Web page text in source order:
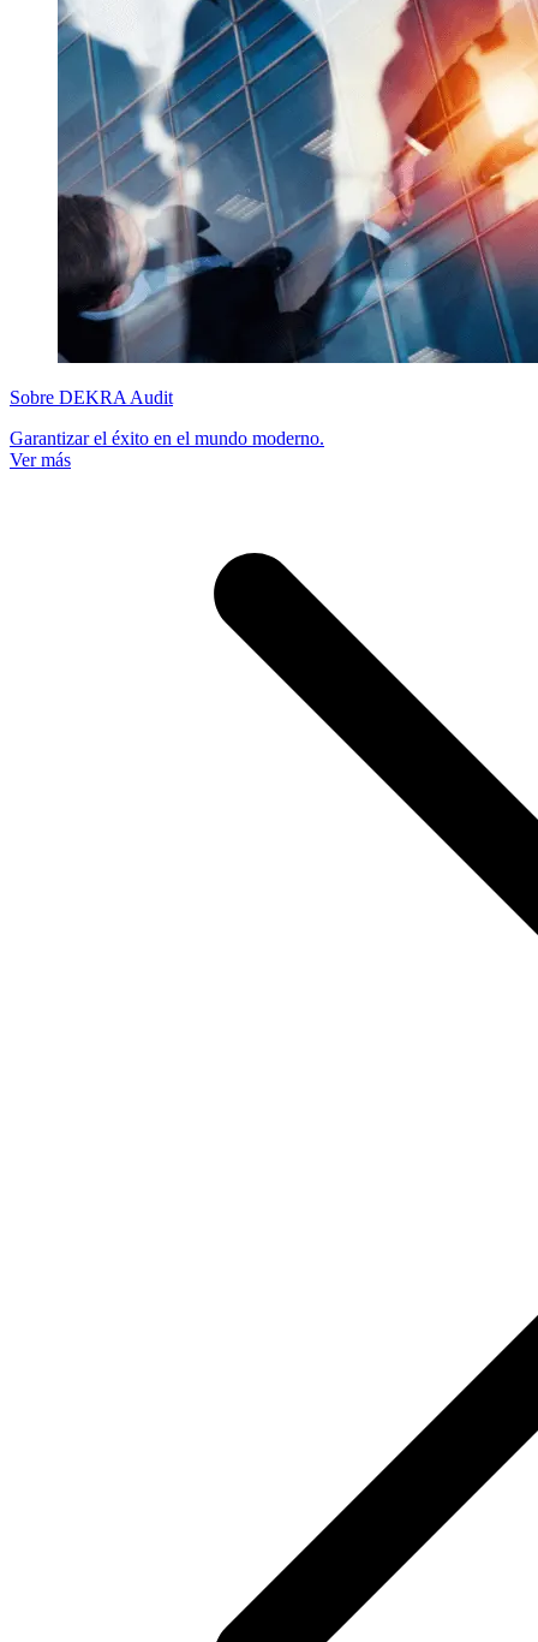
Sobre DEKRA Audit
Garantizar el éxito en el mundo moderno.
Ver más